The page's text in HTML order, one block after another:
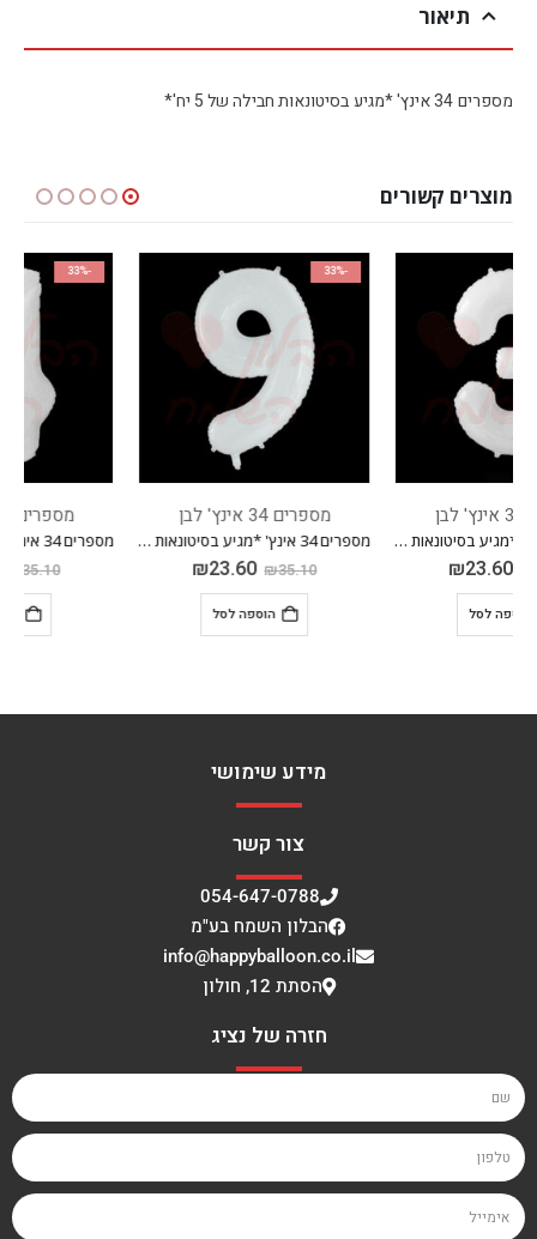
תיאור
מספרים 34 אינץ' *מגיע בסיטונאות חבילה של 5 יח'*
מוצרים קשורים
-33%
מספרים 34 אינץ' לבן
מספרים 34 אינץ' *מגיע בסיטונאות חבילה של 5 יח'*
35.10
-33%
מספרים 34 אינץ' לבן
מספרים 34 אינץ' *מגיע בסיטונאות חבילה של 5 יח'*
35.10
מידע שימושי
צור קשר
054-647-0788
הבלון השמח בע"מ
info@happyballoon.co.il
הסתת 12, חולון
חזרה של נציג